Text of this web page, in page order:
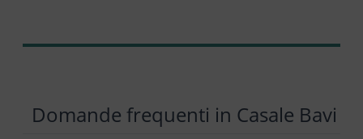
Domande frequenti in Casale Bavi